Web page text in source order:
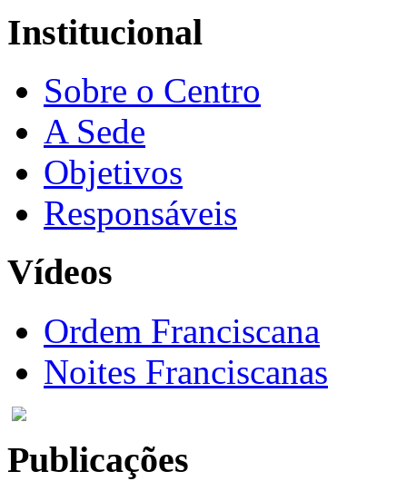
Institucional
Sobre o Centro
A Sede
Objetivos
Responsáveis
Vídeos
Ordem Franciscana
Noites Franciscanas
Publicações